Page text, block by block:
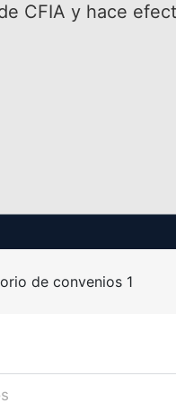
CFIA y hace
de convenios 1